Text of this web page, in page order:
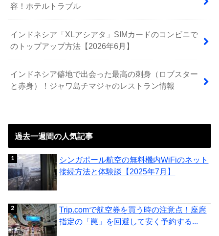
容！ホテルトラブル
インドネシア「XLアシアタ」SIMカードのコンビニで
のトップアップ方法【2026年6月】
インドネシア僻地で出会った最高の刺身（ロブスター
と赤身）！ジャワ島チマジャのレストラン情報
過去一週間の人気記事
シンガポール航空の無料機内WiFiのネット
接続方法と体験談【2025年7月】
Trip.comで航空券を買う時の注意点！座席
指定の「罠」を回避して安く予約する...